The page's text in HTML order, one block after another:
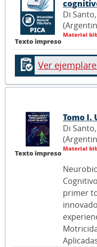
Texto impreso
Di
Material
Ver
Texto impreso
Tomo I.
Di
Material
primer